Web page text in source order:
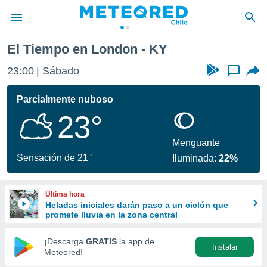
de
por
se
calidad.
a este
las
y
forma
digital
basada
El Tiempo en London - KY
23:00 Sábado ...
Parcialmente nuboso
23°
Sensación de 21°
Menguante
Iluminada:22%
Última hora
Heladas iniciales darán paso a un ciclón que
promete lluvia en la zona central
¡Descarga GRATIS la app de
Meteored!
Instalar